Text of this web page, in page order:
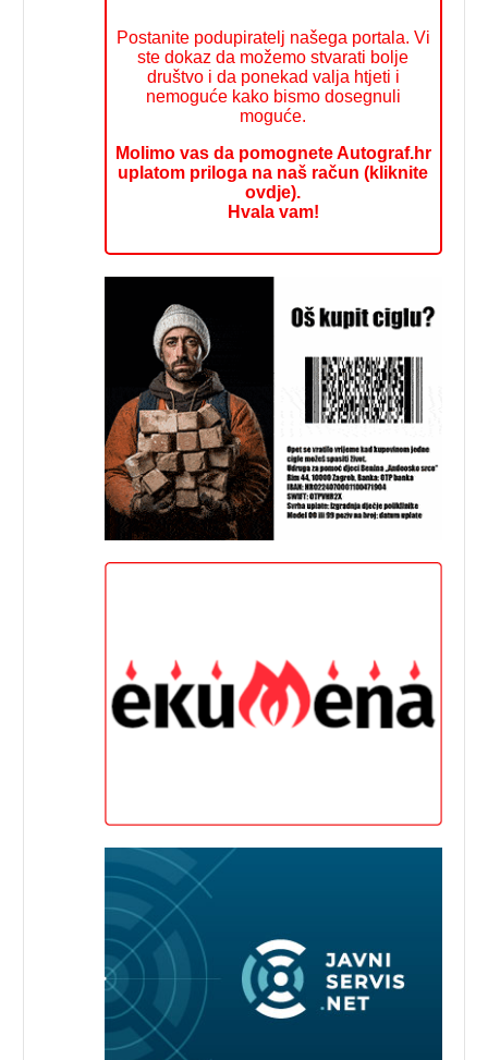
Postanite podupiratelj našega portala. Vi
ste dokaz da možemo stvarati bolje
društvo i da ponekad valja htjeti i
nemoguće kako bismo dosegnuli
moguće.
Molimo vas da pomognete Autograf.hr
uplatom priloga na naš račun (kliknite
ovdje).
Hvala vam!